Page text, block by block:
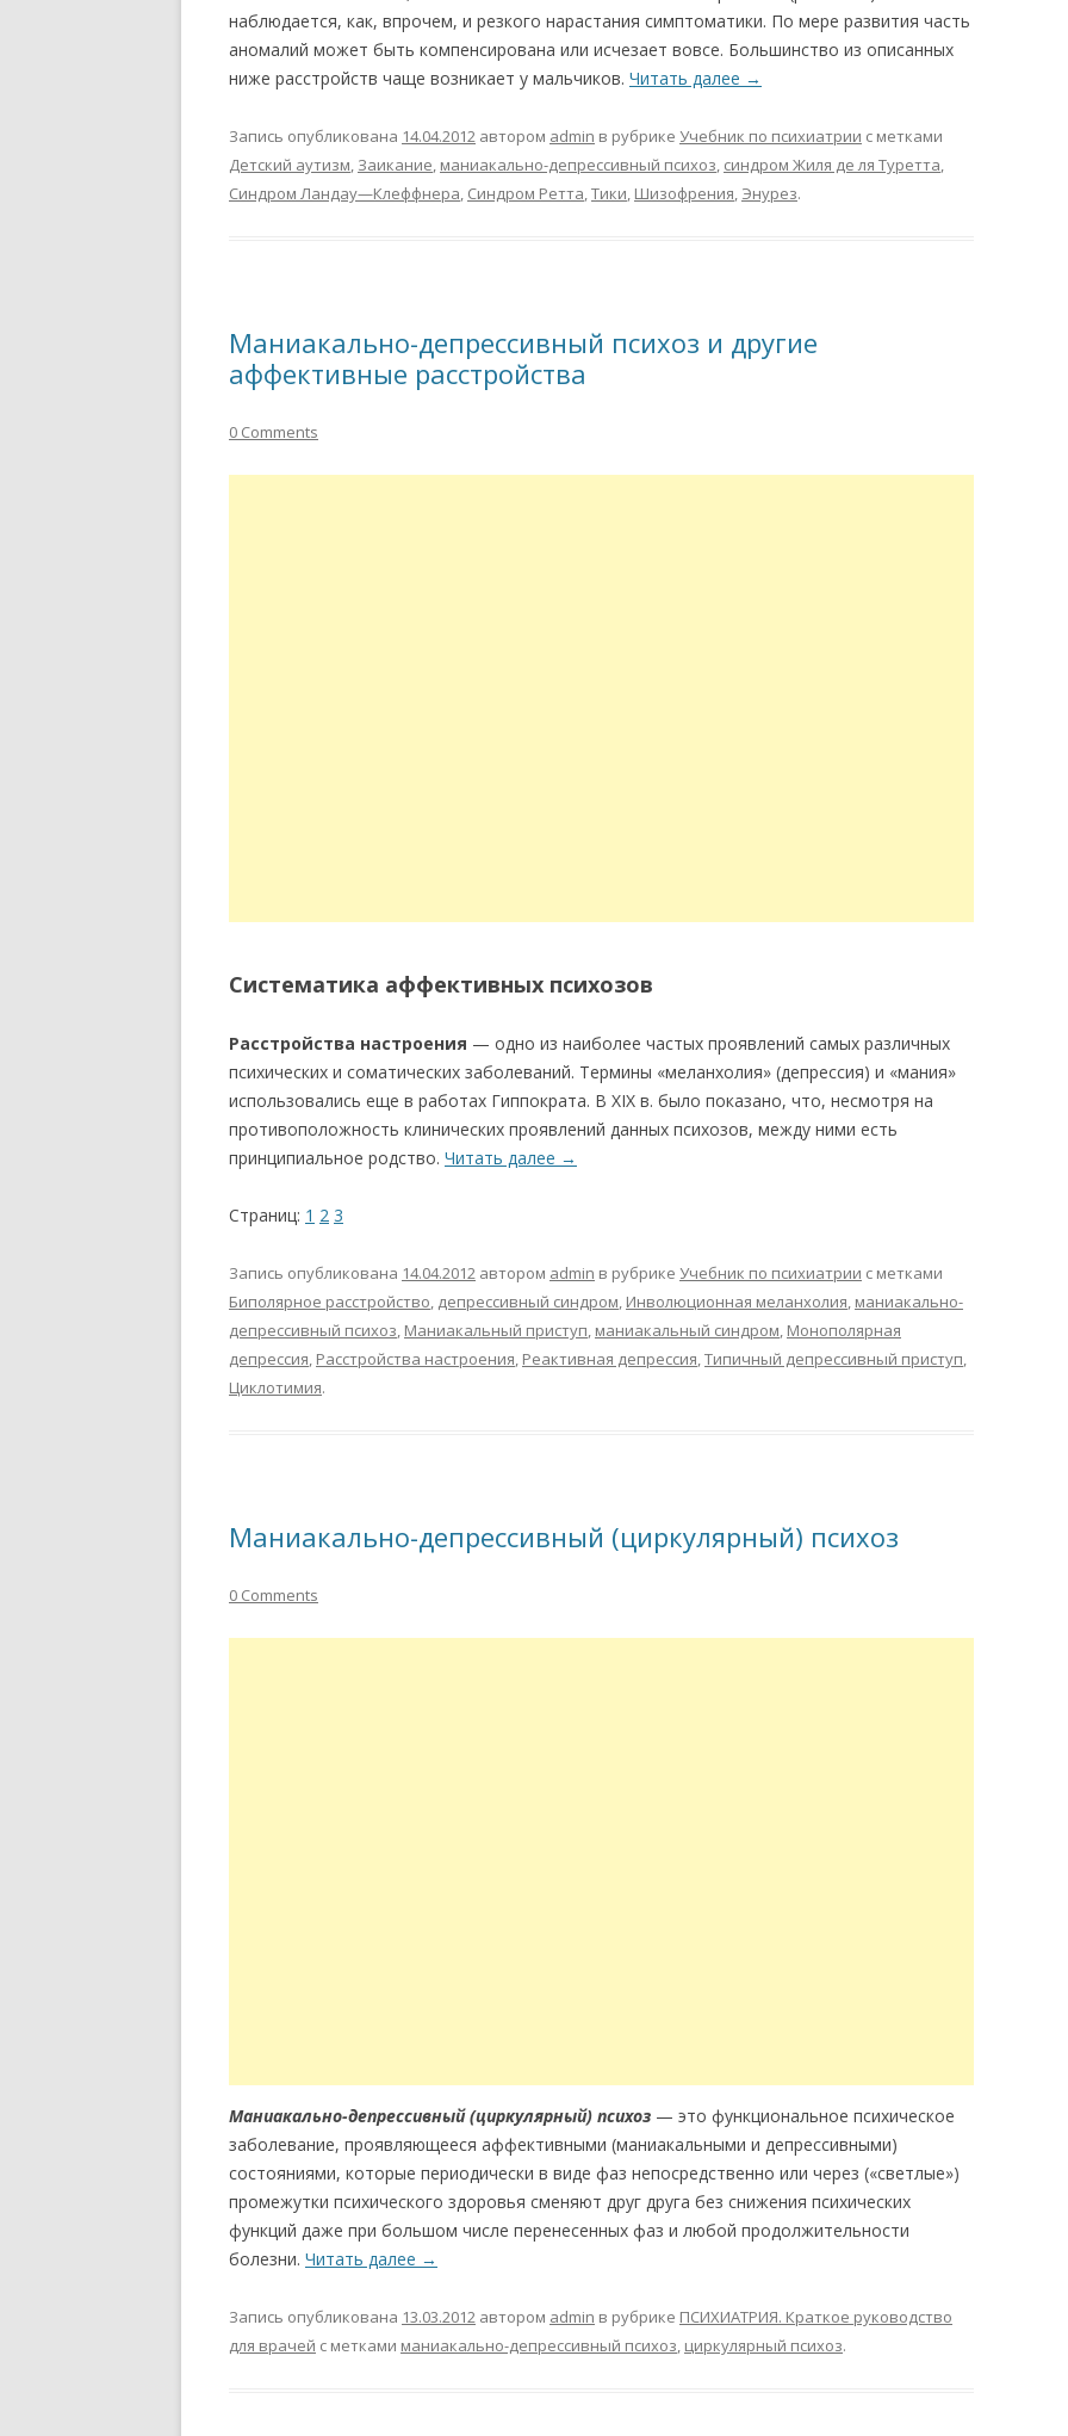
наблюдается, как, впрочем, и резкого нарастания симптоматики. По мере развития часть
аномалий может быть компенсирована или исчезает вовсе. Большинство из описанных
ниже расстройств чаще возникает у мальчиков. Читать далее →
Запись опубликована 14.04.2012 автором admin в рубрике Учебник по психиатрии с метками
Детский аутизм, Заикание, маниакально-депрессивный психоз, синдром Жиля де ля Туретта,
Синдром Ландау—Клеффнера, Синдром Ретта,Тики, Шизофрения, Энурез.
Маниакально-депрессивный психоз и другие
аффективные расстройства
0 Comments
Систематика аффективных психозов
Расстройства настроения — одно из наиболее частых проявлений самых различных
психических и соматических заболеваний. Термины «меланхолия» (депрессия) и «мания»
использовались еще в работах Гиппократа. В XIX в. было показано, что, несмотря на
противоположность клинических проявлений данных психозов, между ними есть
принципиальное родство. Читать далее →
Страниц: 1 2 3
Запись опубликована 14.04.2012 автором admin в рубрике Учебник по психиатрии с метками
Биполярное расстройство, депрессивный синдром, Инволюционная меланхолия, маниакально-
депрессивный психоз, Маниакальный приступ, маниакальный синдром, Монополярная
депрессия, Расстройства настроения, Реактивная депрессия,Типичный депрессивный приступ,
Циклотимия.
Маниакально-депрессивный (циркулярный) психоз
0 Comments
Маниакально-депрессивный (циркулярный) психоз — это функциональное психическое
заболевание, проявляющееся аффективными (маниакальными и депрессивными)
состояниями, которые периодически в виде фаз непосредственно или через («светлые»)
промежутки психического здоровья сменяют друг друга без снижения психических
функций даже при большом числе перенесенных фаз и любой продолжительности
болезни. Читать далее →
Запись опубликована 13.03.2012 автором admin в рубрике ПСИХИАТРИЯ. Краткое руководство
для врачей с метками маниакально-депрессивный психоз, циркулярный психоз.